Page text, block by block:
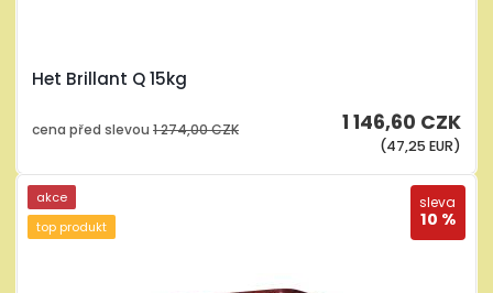
Het Brillant Q 15kg
cena před slevou 1 274,00 CZK 1 146,60 CZK
(47,25 EUR)
akce
top produkt
sleva
10 %